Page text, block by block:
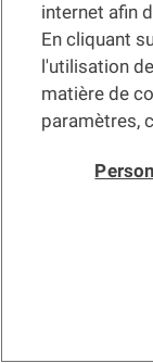
internet afin
En cliquant
l'utilisation
matière de
paramètres,